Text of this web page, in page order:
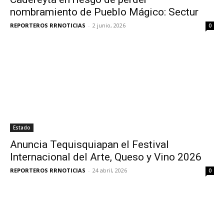
nombramiento de Pueblo Mágico: Sectur
REPORTEROS RRNOTICIAS - 2 junio, 2026 0
Estado
Anuncia Tequisquiapan el Festival
Internacional del Arte, Queso y Vino 2026
REPORTEROS RRNOTICIAS - 24 abril, 2026 0